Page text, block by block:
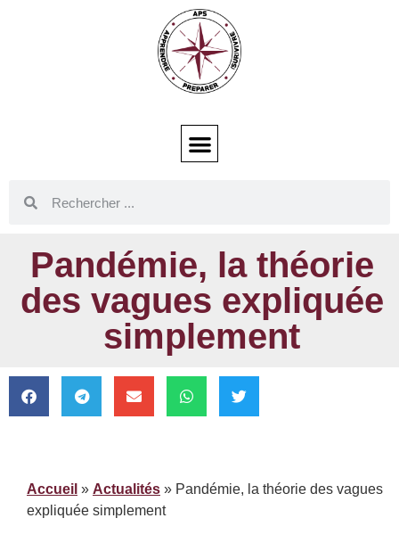
Pandémie, la théorie
des vagues expliquée
simplement
Accueil » Actualités » Pandémie, la théorie des vagues
expliquée simplement